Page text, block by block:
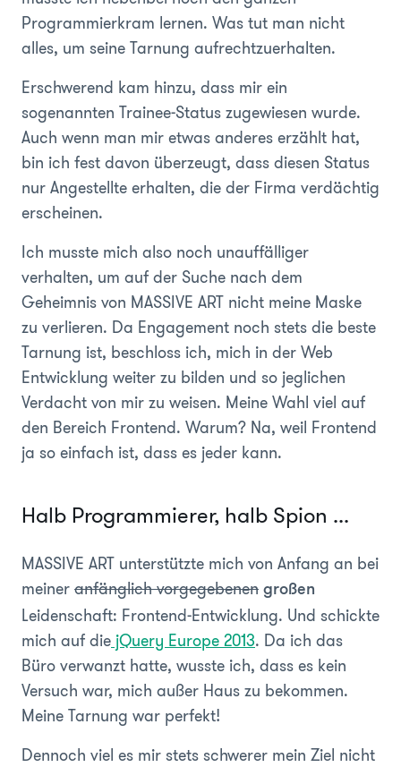
Programmierkram lernen. Was tut man nicht
alles, um seine Tarnung aufrechtzuerhalten.
Erschwerend kam hinzu, dass mir ein
sogenannten Trainee-Status zugewiesen wurde.
Auch wenn man mir etwas anderes erzählt hat,
bin ich fest davon überzeugt, dass diesen Status
nur Angestellte erhalten, die der Firma verdächtig
erscheinen.
Ich musste mich also noch unauffälliger
verhalten, um auf der Suche nach dem
Geheimnis von MASSIVE ART nicht meine Maske
zu verlieren. Da Engagement noch stets die beste
Tarnung ist, beschloss ich, mich in der Web
Entwicklung weiter zu bilden und so jeglichen
Verdacht von mir zu weisen. Meine Wahl viel auf
den Bereich Frontend. Warum? Na, weil Frontend
ja so einfach ist, dass es jeder kann.
Halb Programmierer, halb Spion ...
MASSIVE ART unterstützte mich von Anfang an bei
meineranfänglich vorgegebenen großen
Leidenschaft: Frontend-Entwicklung. Und schickte
mich auf die jQuery Europe 2013. Da ich das
Büro verwanzt hatte, wusste ich, dass es kein
Versuch war, mich außer Haus zu bekommen.
Meine Tarnung war perfekt!
Dennoch viel es mir stets schwerer mein Ziel nicht